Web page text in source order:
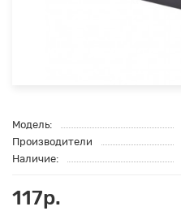
Модель:
Производители
Наличие:
117р.